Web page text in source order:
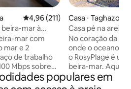
4,96 de uma avaliação média de
4,96 (211)
mar à
cidademar com
mar e 2
de trabalho
Mbps sobre
da cidade,
e a Cidade
Casa ⋅ Taghazout
Casa pé na areia
No coração da
onde o oceano
o RosyPlage é
beira-mar. Aqui, a
o pôr do sol
de uma costa
populares em